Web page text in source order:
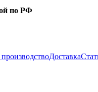
по РФ
Доставка